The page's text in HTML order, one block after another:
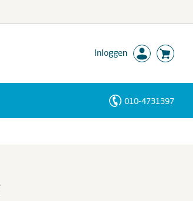
Inloggen
010-4731397